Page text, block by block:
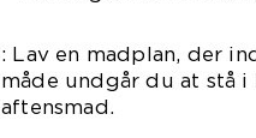
: Lav en madplan, der
måde undgår du at stå
aftensmad.